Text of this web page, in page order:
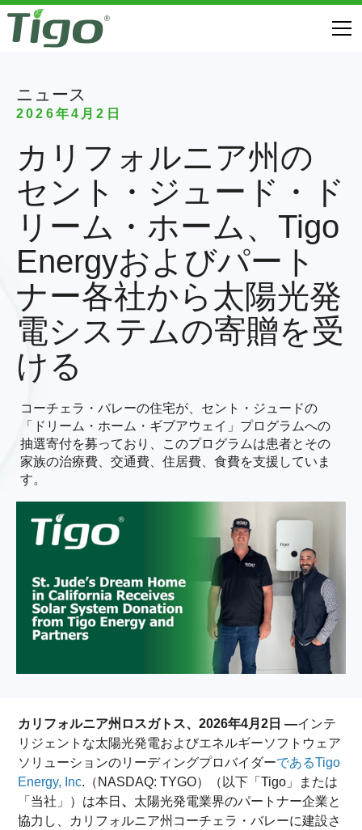
ニュース
2026年4月2日
カリフォルニア州の
セント・ジュード・ド
リーム・ホーム、Tigo
Energyおよびパート
ナー各社から太陽光発
電システムの寄贈を受
ける
コーチェラ・バレーの住宅が、セント・ジュードの
「ドリーム・ホーム・ギブアウェイ」プログラムへの
抽選寄付を募っており、このプログラムは患者とその
家族の治療費、交通費、住居費、食費を支援していま
す。
カリフォルニア州ロスガトス、2026年4月2日 —インテ
リジェントな太陽光発電およびエネルギーソフトウェア
ソリューションのリーディングプロバイダーであるTigo
Energy, Inc.（NASDAQ: TYGO）（以下「Tigo」または
「当社」）は本日 、 太陽光発電業界のパートナー企業と
協力し、カリフォルニア州コーチェラ・バレーに建設さ